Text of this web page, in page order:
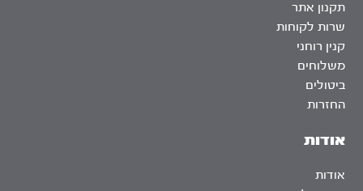
אודות
אודות
תקנון אתר
שרות לקוחות
קנין רוחני
משלוחים
ביטולים
החזרות